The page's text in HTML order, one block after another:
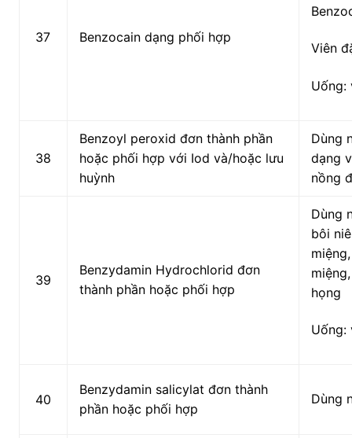
37 Benzocain dạng phối hợp
Viên
Uống:
38
Benzoyl peroxid đơn thành phần
hoặc phối hợp với Iod và/hoặc lưu
huỳnh
Dùng
dạng
nồng
39
Benzydamin Hydrochlorid đơn
thành phần hoặc phối hợp
Dùng
bôi
họng
Uống:
40
Benzydamin salicylat đơn thành
phần hoặc phối hợp
Dùng